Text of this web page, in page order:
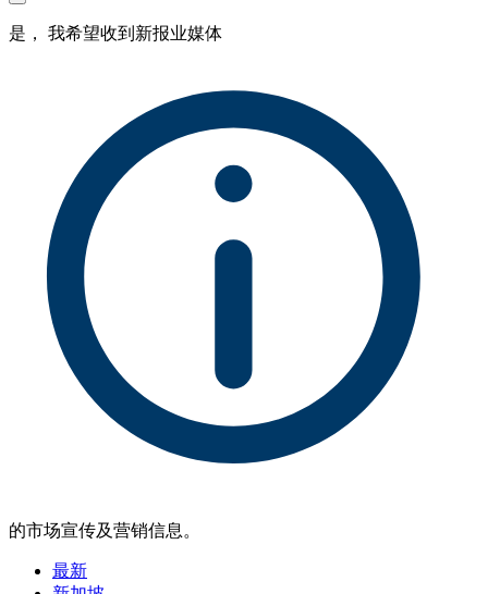
是， 我希望收到新报业媒体
的市场宣传及营销信息。
最新